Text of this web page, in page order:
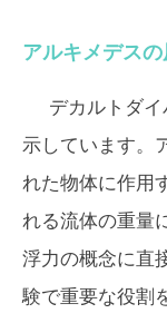
アルキメデスの
デカルトダ
示しています。
れた物体に作用
れる流体の重量
浮力の概念に直
験で重要な役割